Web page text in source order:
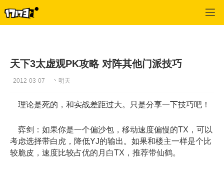
天下3太虚观PK攻略 对阵其他门派技巧
2012-03-07 丶明天
理论是死的，和实战差距过大。只是分享一下技巧吧！
弈剑：如果你是一个偏沙包，移动速度偏慢的TX，可以
考虑选择带白虎，降低YJ的输出。如果和楼主一样是个比
较脆皮，速度比较占优的月白TX，推荐带仙鹤。